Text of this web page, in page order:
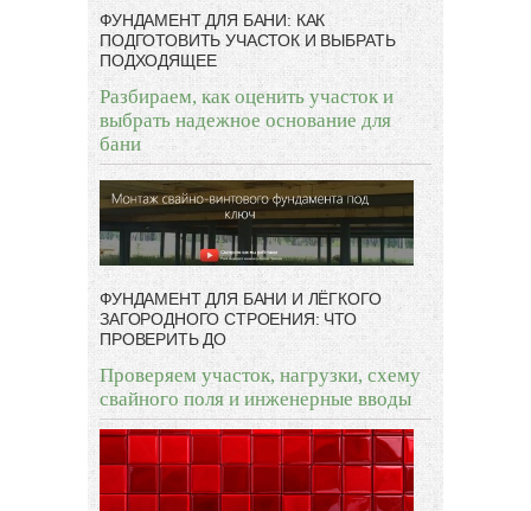
ФУНДАМЕНТ ДЛЯ БАНИ: КАК
ПОДГОТОВИТЬ УЧАСТОК И ВЫБРАТЬ
ПОДХОДЯЩЕЕ
Разбираем, как оценить участок и
выбрать надежное основание для
бани
ФУНДАМЕНТ ДЛЯ БАНИ И ЛЁГКОГО
ЗАГОРОДНОГО СТРОЕНИЯ: ЧТО
ПРОВЕРИТЬ ДО
Проверяем участок, нагрузки, схему
свайного поля и инженерные вводы